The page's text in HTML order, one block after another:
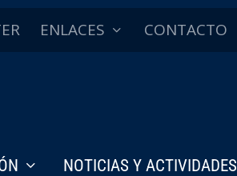
ENLACES CONTACTO
NOTICIAS Y ACTIVIDADES